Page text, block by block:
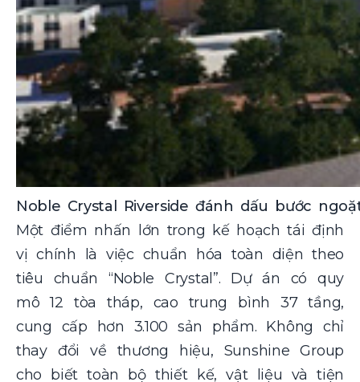
Noble Crystal Riverside đánh dấu bước
Một điểm nhấn lớn trong kế hoạch tái định
vị chính là việc chuẩn hóa toàn diện theo
tiêu chuẩn “Noble Crystal”. Dự án có quy
mô 12 tòa tháp, cao trung bình 37 tầng,
cung cấp hơn 3.100 sản phẩm. Không chỉ
thay đổi về thương hiệu, Sunshine Group
cho biết toàn bộ thiết kế, vật liệu và tiện